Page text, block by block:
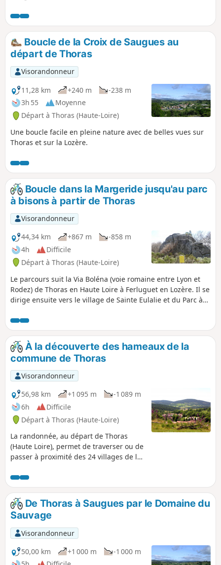
Boucle de la Croix de Saugues au
départ de Thoras
Visorandonneur
11,28 km
+240 m
-238 m
3h 55
Moyenne
Départ à Thoras (Haute-Loire)
Une boucle facile en pleine nature avec de belles vues sur
Thoras et sur la Lozère.
Boucle dans la Margeride jusqu'au parc
à bisons à partir de Thoras
Visorandonneur
44,34 km
+867 m
-858 m
4h
Difficile
Départ à Thoras (Haute-Loire)
Le parcours suit la Via Boléna (voie romaine entre Lyon et
Rodez) de Thoras en Haute Loire à Ferluguet en Lozère. Il se
dirige ensuite vers le village de Sainte Eulalie et du Parc à
de La Barthe, il redescend vers Thoras en empruntant une
partie du GR®4. Le parcours se fait en grande partie sur de
beaux chemins traversant une nature préservée avec des
paysages (pâturages, forêts, landes) et des panoramas à
découvrir absolument.
À la découverte des hameaux de la
commune de Thoras
Visorandonneur
56,98 km
+1 095 m
-1 089 m
6h
Difficile
Départ à Thoras (Haute-Loire)
La randonnée, au départ de Thoras
(Haute Loire), permet de traverser ou de
passer à proximité des 24 villages de la
tranquilles de la Margeride.
De Thoras à Saugues par le Domaine du
Sauvage
Visorandonneur
50,00 km
+1 000 m
-1 000 m